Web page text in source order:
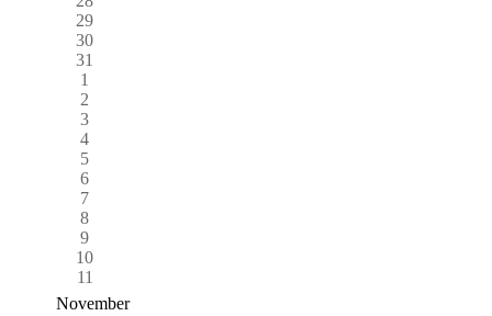
29
30
31
1
2
3
4
5
6
7
8
9
10
11
November